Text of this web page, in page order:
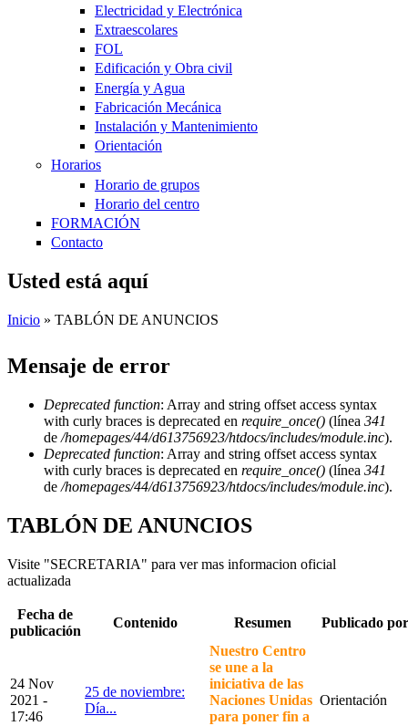
Electricidad y Electrónica
Extraescolares
FOL
Edificación y Obra civil
Energía y Agua
Fabricación Mecánica
Instalación y Mantenimiento
Orientación
Horarios
Horario de grupos
Horario del centro
FORMACIÓN
Contacto
Usted está aquí
Inicio » TABLÓN DE ANUNCIOS
Mensaje de error
Deprecated function: Array and string offset access syntax
with curly braces is deprecated en require_once() (línea 341
de /homepages/44/d613756923/htdocs/includes/module.inc).
Deprecated function: Array and string offset access syntax
with curly braces is deprecated en require_once() (línea 341
de /homepages/44/d613756923/htdocs/includes/module.inc).
TABLÓN DE ANUNCIOS
Visite "SECRETARIA" para ver mas informacion oficial
actualizada
Fecha de
publicación
Contenido Resumen Publicado por
24 Nov
2021 -
17:46
25 de noviembre:
Día...
Nuestro Centro
se une a la
iniciativa de las
Naciones Unidas
para poner fin a
Orientación